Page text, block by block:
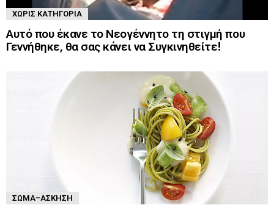
ΧΩΡΊΣ ΚΑΤΗΓΟΡΊΑ
Αυτό που έκανε το Νεογέννητο τη στιγμή που
Γεννήθηκε, θα σας κάνει να Συγκινηθείτε!
ΣΏΜΑ-ΆΣΚΗΣΗ